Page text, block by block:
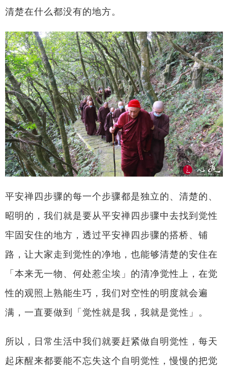
清楚在什么都没有的地方。
平安禅四步骤的每一个步骤都是独立的、清楚的、
昭明的，我们就是要从平安禅四步骤中去找到觉性
牢固安住的地方，透过平安禅四步骤的搭桥、铺
路，让大家走到觉性的净地，也能够清楚的安住在
「本来无一物、何处惹尘埃」的清净觉性上，在觉
性的观照上熟能生巧，我们对空性的明度就会遍
满，一直要做到「觉性就是我，我就是觉性」。
所以，日常生活中我们就要赶紧做自明觉性，每天
起床醒来都要能不忘失这个自明觉性，慢慢的把觉